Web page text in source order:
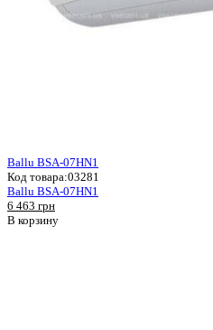
Ballu BSA-07HN1
Код товара:03281
Ballu BSA-07HN1
6 463 грн
В корзину